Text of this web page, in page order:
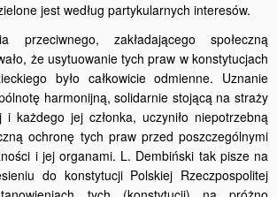
jest według par­tykularnych interesów.
przeciwnego, zakładającego społeczną
że usytuowanie tych praw w konstytucjach
było całkowicie odmienne. Uznanie
harmonijną, solidarnie stojącą na straży
każdego jej członka, uczyniło niepotrzebną
ochronę tych praw przed poszczególnymi
i jej organami. L. Dembiński tak pisze na
do konstytucji Polskiej Rzeczpospolitej